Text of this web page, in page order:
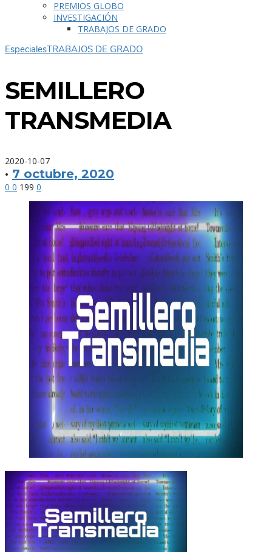
PREMIOS GLOBO
INVESTIGACIÓN
TRABAJOS DE GRADO
EspecialesTRABAJOS DE GRADO
SEMILLERO
TRANSMEDIA
2020-10-07
· 7 octubre, 2020
0 0 199 0